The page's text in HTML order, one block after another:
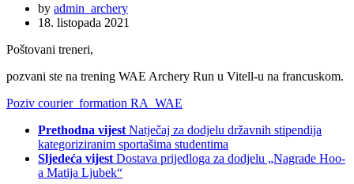
by admin_archery
18. listopada 2021
Poštovani treneri,
pozvani ste na trening WAE Archery Run u Vitell-u na francuskom.
Poziv courier_formation RA_WAE
Prethodna vijest Natječaj za dodjelu državnih stipendija
kategoriziranim sportašima studentima
Sljedeća vijest Dostava prijedloga za dodjelu „Nagrade Hoo-
a Matija Ljubek“